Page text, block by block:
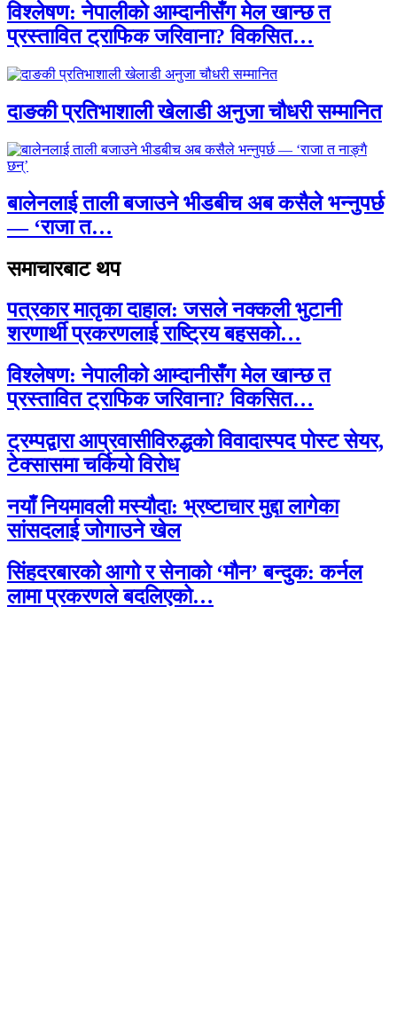
विश्लेषण: नेपालीको आम्दानीसँग मेल खान्छ त
प्रस्तावित ट्राफिक जरिवाना? विकसित…
दाङकी प्रतिभाशाली खेलाडी अनुजा चौधरी सम्मानित
बालेनलाई ताली बजाउने भीडबीच अब कसैले भन्नुपर्छ
— ‘राजा त…
समाचारबाट थप
पत्रकार मातृका दाहाल: जसले नक्कली भुटानी
शरणार्थी प्रकरणलाई राष्ट्रिय बहसको…
विश्लेषण: नेपालीको आम्दानीसँग मेल खान्छ त
प्रस्तावित ट्राफिक जरिवाना? विकसित…
ट्रम्पद्वारा आप्रवासीविरुद्धको विवादास्पद पोस्ट सेयर,
टेक्सासमा चर्कियो विरोध
नयाँ नियमावली मस्यौदा: भ्रष्टाचार मुद्दा लागेका
सांसदलाई जोगाउने खेल
सिंहदरबारको आगो र सेनाको ‘मौन’ बन्दुक: कर्नल
लामा प्रकरणले बदलिएको…